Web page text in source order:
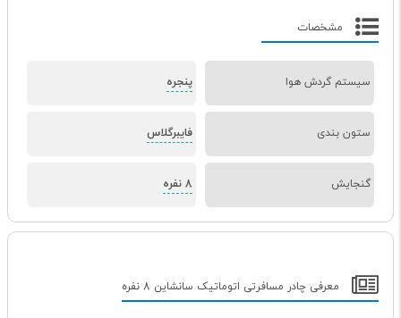
مشخصات
سیستم گردش هوا پنجره
ستون بندی فایبرگلاس
گنجایش 8 نفره
معرفی چادر مسافرتی اتوماتیک سانشاین 8 نفره